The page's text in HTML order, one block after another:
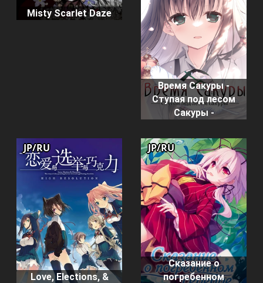
Misty Scarlet Daze
Время Сакуры -
Ступая под лесом
Сакуры -
Love, Elections, &
JP/RU
Сказание о
погребенном
JP/RU